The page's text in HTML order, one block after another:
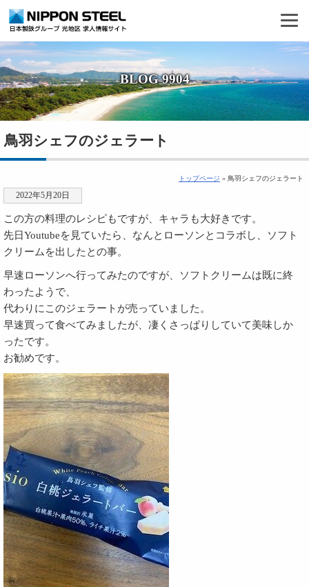
BLOG 9904
鳥羽シェフのジェラート
トップページ » 鳥羽シェフのジェラート
2022年5月20日
この方の料理のレシピもですが、キャラも大好きです。
先日Youtubeを見ていたら、なんとローソンとコラボし、ソフト
クリームを出したとの事。
早速ローソンへ行ってみたのですが、ソフトクリームは既に終
わったようで、
代わりにこのジェラートが売っていました。
早速買って食べてみましたが、凄くさっぱりしていて美味しか
ったです。
お勧めです。